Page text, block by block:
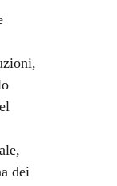
dei